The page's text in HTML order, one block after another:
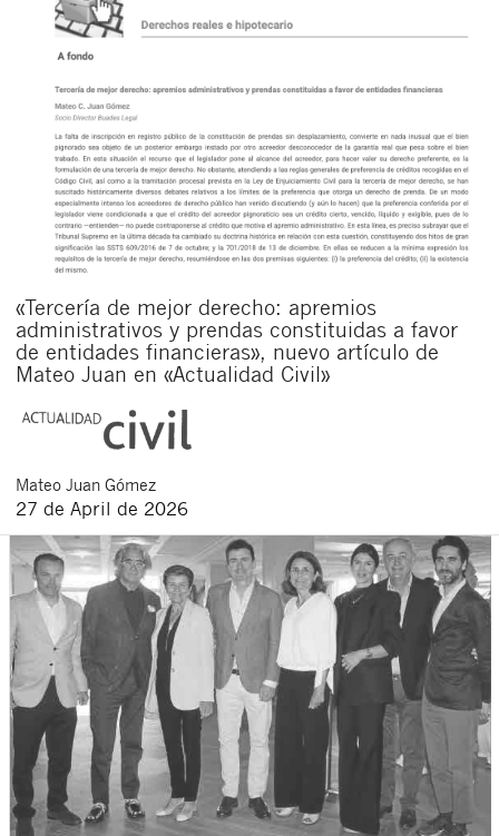
«Tercería de mejor derecho: apremios
administrativos y prendas constituidas a favor
de entidades financieras», nuevo artículo de
Mateo Juan en «Actualidad Civil»
Mateo Juan Gómez
27 de April de 2026